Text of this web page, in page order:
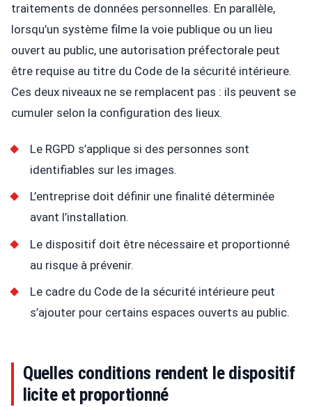
traitements de données personnelles. En parallèle,
lorsqu’un système filme la voie publique ou un lieu
ouvert au public, une autorisation préfectorale peut
être requise au titre du Code de la sécurité intérieure.
Ces deux niveaux ne se remplacent pas : ils peuvent se
cumuler selon la configuration des lieux.
Le RGPD s’applique si des personnes sont
identifiables sur les images.
L’entreprise doit définir une finalité déterminée
avant l’installation.
Le dispositif doit être nécessaire et proportionné
au risque à prévenir.
Le cadre du Code de la sécurité intérieure peut
s’ajouter pour certains espaces ouverts au public.
Quelles conditions rendent le dispositif
licite et proportionné